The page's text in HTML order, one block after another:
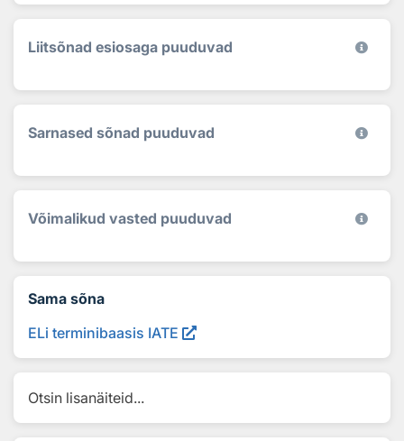
Liitsõnad esiosaga puuduvad
Sarnased sõnad puuduvad
Võimalikud vasted puuduvad
Sama sõna
ELi terminibaasis IATE
Otsin lisanäiteid...